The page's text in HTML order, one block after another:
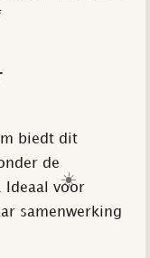
biedt dit
de
Ideaal voor
samenwerking
☀️